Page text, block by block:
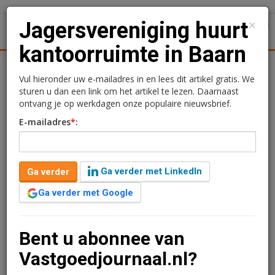
Jagersvereniging huurt
kantoorruimte in Baarn
Redactie
16 maart 2026 om 10:57
1 minuut leestijd
De Koninklijke Nederlandse Jagersvereniging heeft 514
Verder lezen?
×
Jagersvereniging huurt
kantoorruimte in Baarn
Vul hieronder uw e-mailadres in en lees dit artikel gratis. We
sturen u dan een link om het artikel te lezen. Daarnaast
ontvang je op werkdagen onze populaire nieuwsbrief.
E-mailadres*:
Ga verder
Ga verder met LinkedIn
Ga verder met Google
Bent u abonnee van
Vastgoedjournaal.nl?